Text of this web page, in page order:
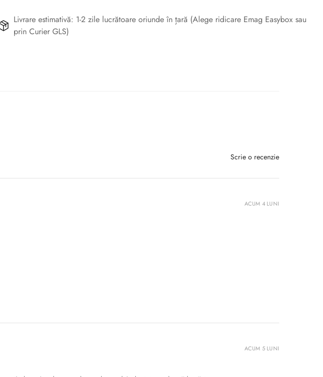
Livrare estimativă: 1-2 zile lucrătoare oriunde în țară (Alege ridicare Emag Easybox sau
prin Curier GLS)
Scrie o recenzie
ACUM 4 LUNI
ACUM 5 LUNI